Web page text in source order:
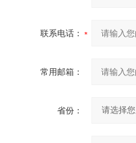
联系电话：
常用邮箱：
省份：